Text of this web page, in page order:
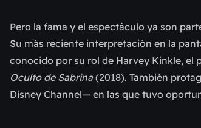
Pero la fama y el espectáculo ya son
Su más reciente interpretación en la
conocido por su rol de Harvey Kinkle, el
Oculto de Sabrina (2018). También
Disney Channel— en las que tuvo